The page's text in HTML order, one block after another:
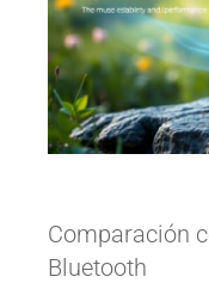
Comparación
Bluetooth